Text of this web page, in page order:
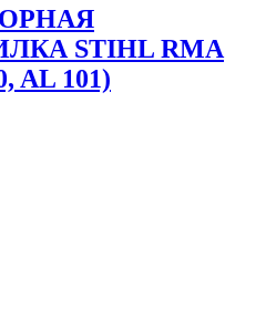
STIHL RMA
AL 101)